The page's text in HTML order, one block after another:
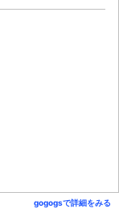
gogogsで詳細をみる